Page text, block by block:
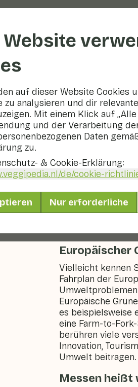
Website
auf dieser Website Cookies
zu analysieren und dir
Mit einem Klick auf
und der Verarbeitung
Daten
zu.
& Cookie-Erklärung:
/de/cookie-
Nur erforderliche
4 Januar 2024
Es ist wichtig,
schaffen. Sie
vornehmen, z. B.
Etiketten Ihrer
dass ein
Blog stellen wir
Europäischer
Vielleicht kennen
Fahrplan der
Europäische
es beispielsweise
eine Farm-to-
berühren viele
Innovation,
Umwelt beitragen.
Messen heißt